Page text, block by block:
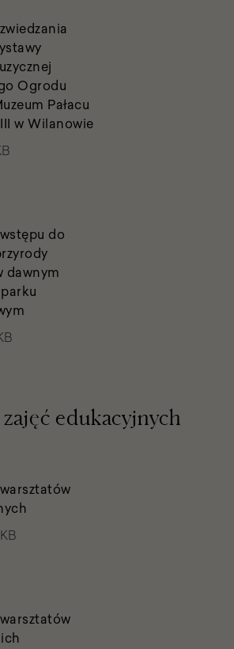
Ogrodu
Pałacu
w Wilanowie
do
dawnym
edukacyjnych